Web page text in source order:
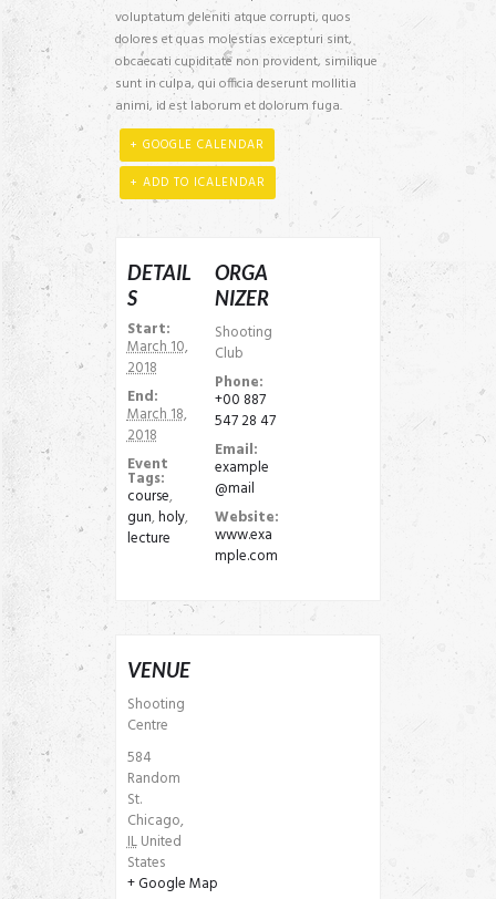
voluptatum deleniti atque corrupti, quos
dolores et quas molestias excepturi sint,
obcaecati cupiditate non provident, similique
sunt in culpa, qui officia deserunt mollitia
animi, id est laborum et dolorum fuga.
+ GOOGLE CALENDAR
+ ADD TO ICALENDAR
DETAIL
S
Start:
March 10,
2018
End:
March 18,
2018
Event
Tags:
course,
gun,holy,
lecture
ORGA
NIZER
Shooting
Club
Phone:
+00 887
547 28 47
Email:
example
@mail
Website:
www.exa
mple.com
VENUE
Shooting
Centre
584
Random
St.
Chicago,
IL United
States
+ Google Map